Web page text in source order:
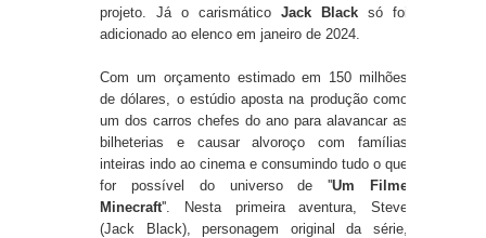
projeto. Já o carismático Jack Black só foi
adicionado ao elenco em janeiro de 2024.
Com um orçamento estimado em 150 milhões
de dólares, o estúdio aposta na produção como
um dos carros chefes do ano para alavancar as
bilheterias e causar alvoroço com famílias
inteiras indo ao cinema e consumindo tudo o que
for possível do universo de ''Um Filme
Minecraft''. Nesta primeira aventura, Steve
(Jack Black), personagem original da série,